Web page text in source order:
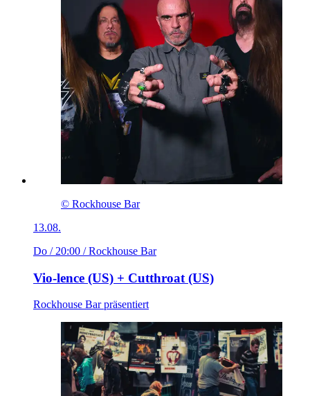
© Rockhouse Bar
13.08.
Do / 20:00 / Rockhouse Bar
Vio-lence (US) + Cutthroat (US)
Rockhouse Bar präsentiert